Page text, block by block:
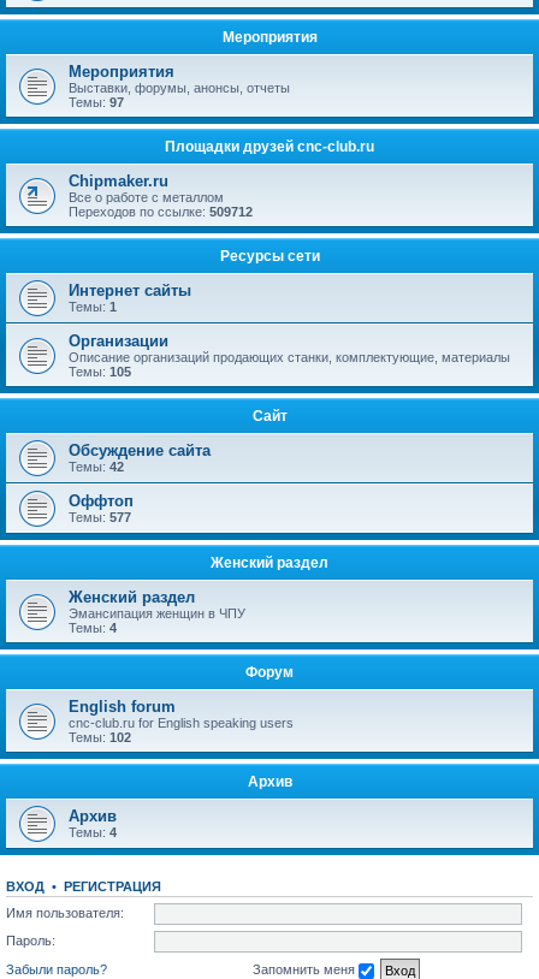
Мероприятия
Мероприятия
Выставки, форумы, анонсы, отчеты
Темы: 97
Площадки друзей cnc-club.ru
Chipmaker.ru
Все о работе с металлом
Переходов по ссылке: 509712
Ресурсы сети
Интернет сайты
Темы: 1
Организации
Описание организаций продающих станки, комплектующие, материалы
Темы: 105
Сайт
Обсуждение сайта
Темы: 42
Оффтоп
Темы: 577
Женский раздел
Женский раздел
Эмансипация женщин в ЧПУ
Темы: 4
Форум
English forum
cnc-club.ru for English speaking users
Темы: 102
Архив
Архив
Темы: 4
ВХОД • РЕГИСТРАЦИЯ
Имя пользователя:
Пароль:
Забыли пароль?
Запомнить меня